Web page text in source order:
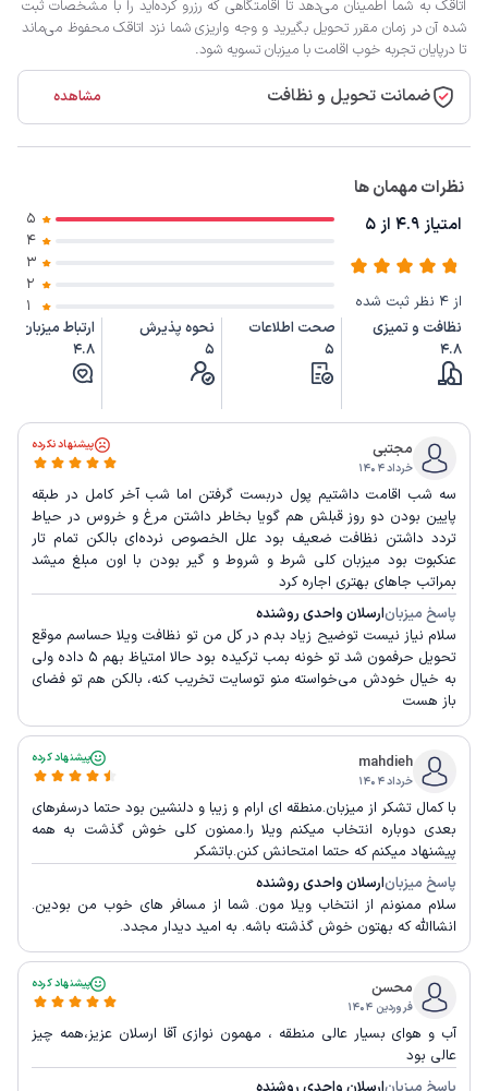
اتاقک به شما اطمینان می‌دهد تا اقامتگاهی که رزرو کرده‌اید را با مشخصات ثبت
شده آن در زمان مقرر تحویل بگیرید و وجه واریزی شما نزد اتاقک محفوظ می‌ماند
تا درپایان تجربه خوب اقامت با میزبان تسویه شود.
ضمانت تحویل و نظافت مشاهده
نظرات مهمان ها
امتیاز 4.9 از 5
از 4 نظر ثبت شده
5
4
3
2
1
نظافت و تمیزی
4.8
صحت اطلاعات
5
نحوه پذیرش
5
ارتباط میزبان
4.8
مجتبی
خرداد ۱۴۰۴
پیشنهاد نکرده
سه شب اقامت داشتیم پول دربست گرفتن اما شب آخر کامل در طبقه
پایین بودن دو روز قبلش هم گویا بخاطر داشتن مرغ و خروس در حیاط
تردد داشتن نظافت ضعیف بود علل الخصوص نرده‌ای بالکن تمام تار
عنکبوت بود میزبان کلی شرط و شروط و گیر بودن با اون مبلغ میشد
بمراتب جاهای بهتری اجاره کرد
پاسخ میزبانارسلان واحدی روشنده
سلام نیاز نیست توضیح زیاد بدم در کل من تو نظافت ویلا حساسم موقع
تحویل حرفمون شد تو خونه بمب ترکیده بود حالا امتیاظ بهم 5 داده ولی
به خیال خودش می‌خواسته منو توسایت تخریب کنه، بالکن هم تو فضای
باز هست
mahdieh
خرداد ۱۴۰۴
پیشنهاد کرده
با کمال تشکر از میزبان.منطقه ای ارام و زیبا و دلنشین بود حتما درسفرهای
بعدی دوباره انتخاب میکنم ویلا را.ممنون کلی خوش گذشت به همه
پیشنهاد میکنم که حتما امتحانش کنن.باتشکر
پاسخ میزبانارسلان واحدی روشنده
سلام ممنونم از انتخاب ویلا مون. شما از مسافر های خوب من بودین.
انشاالله که بهتون خوش گذشته باشه. به امید دیدار مجدد.
محسن
فروردین ۱۴۰۴
پیشنهاد کرده
آب و هوای بسیار عالی منطقه ، مهمون نوازی آقا ارسلان عزیز،همه چیز
عالی بود